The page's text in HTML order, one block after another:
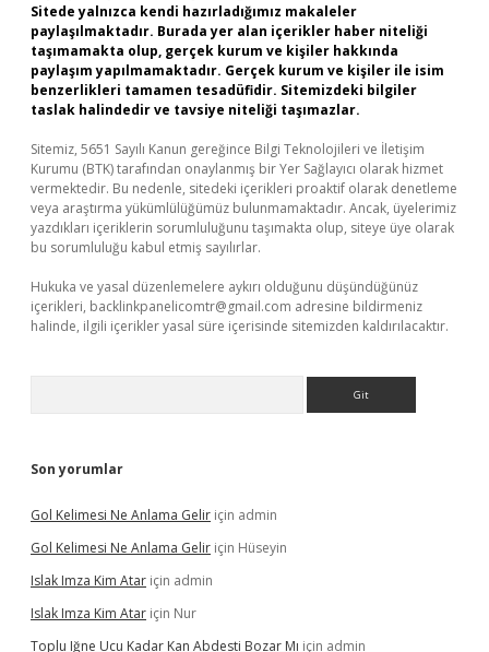
Sitede yalnızca kendi hazırladığımız makaleler
paylaşılmaktadır. Burada yer alan içerikler haber niteliği
taşımamakta olup, gerçek kurum ve kişiler hakkında
paylaşım yapılmamaktadır. Gerçek kurum ve kişiler ile isim
benzerlikleri tamamen tesadüfidir. Sitemizdeki bilgiler
taslak halindedir ve tavsiye niteliği taşımazlar.
Sitemiz, 5651 Sayılı Kanun gereğince Bilgi Teknolojileri ve İletişim
Kurumu (BTK) tarafından onaylanmış bir Yer Sağlayıcı olarak hizmet
vermektedir. Bu nedenle, sitedeki içerikleri proaktif olarak denetleme
veya araştırma yükümlülüğümüz bulunmamaktadır. Ancak, üyelerimiz
yazdıkları içeriklerin sorumluluğunu taşımakta olup, siteye üye olarak
bu sorumluluğu kabul etmiş sayılırlar.
Hukuka ve yasal düzenlemelere aykırı olduğunu düşündüğünüz
içerikleri, backlinkpanelicomtr@gmail.com adresine bildirmeniz
halinde, ilgili içerikler yasal süre içerisinde sitemizden kaldırılacaktır.
Son yorumlar
Gol Kelimesi Ne Anlama Gelir için admin
Gol Kelimesi Ne Anlama Gelir için Hüseyin
Islak Imza Kim Atar için admin
Islak Imza Kim Atar için Nur
Toplu Iğne Ucu Kadar Kan Abdesti Bozar Mı için admin